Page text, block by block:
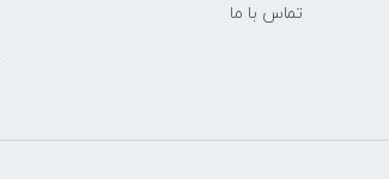
تماس با ما